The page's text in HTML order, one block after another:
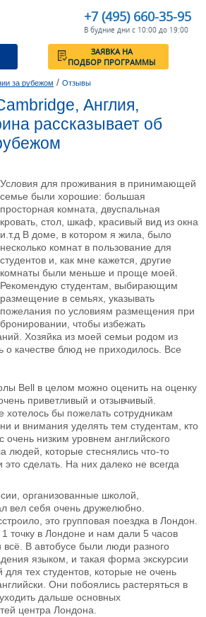
+7 (495) 660-35-95
В будние дни с 10:00 до 19:00
ЗАЯВКА НА
ПОДБОР ПРОГРАММЫ
за рубежом / Отзывы
Англия,
рассказывает об
Условия для проживания в принимающей
семье были хорошие: большая
просторная комната, двуспальная
кровать, стол, шкаф, красивый вид из окна
и.т.д В доме, в котором я жила, было
несколько комнат в пользование для
студентов и, как мне кажется, другие
комнаты были меньше и проще моей.
Рекомендую студентам, выбирающим
размещение в семьях, указывать
пожелания по условиям размещения при
бронировании, чтобы избежать
Хозяйка из моей семьи родом из
о качестве блюд не приходилось. Все
Bell в целом можно оценить на оценку
приветливый и отзывчивый.
хотелось бы пожелать сотрудникам
и внимания уделять тем студентам, кто
очень низким уровнем английского
людей, которые стеснялись что-то
это сделать. На них далеко не всегда
организованные школой,
вел себя очень дружелюбно.
это групповая поездка в Лондон.
1 точку в Лондоне и нам дали 5 часов
всё. В автобусе были люди разного
языком, и такая форма экскурсии
для тех студентов, которые не очень
Они побоялись растеряться в
дальше основных
центра Лондона.